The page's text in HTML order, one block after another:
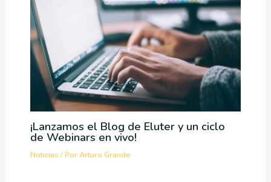
¡Lanzamos el Blog de Eluter y un ciclo
de Webinars en vivo!
Noticias / PorArturo Grande